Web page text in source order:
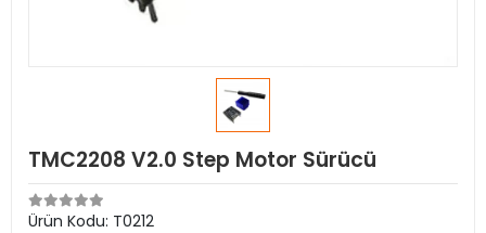
TMC2208 V2.0 Step Motor Sürücü
Ürün Kodu: T0212